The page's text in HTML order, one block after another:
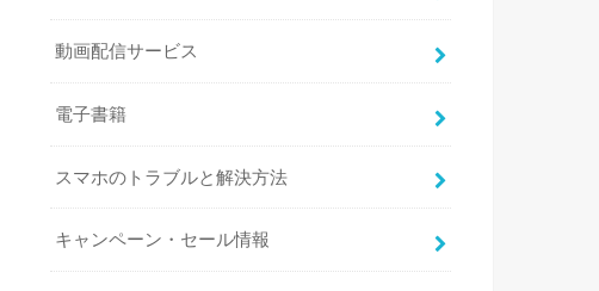
動画配信サービス
電子書籍
スマホのトラブルと解決方法
キャンペーン・セール情報